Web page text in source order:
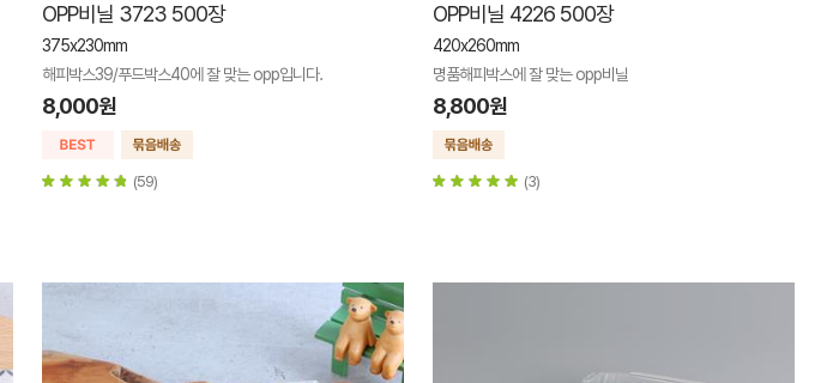
OPP비닐 3723 500장
375x230mm
해피박스39/푸드박스40에 잘 맞는 opp입니다.
8,000원
(59)
OPP비닐 4226 500장
420x260mm
명품해피박스에 잘 맞는 opp비닐
8,800원
(3)